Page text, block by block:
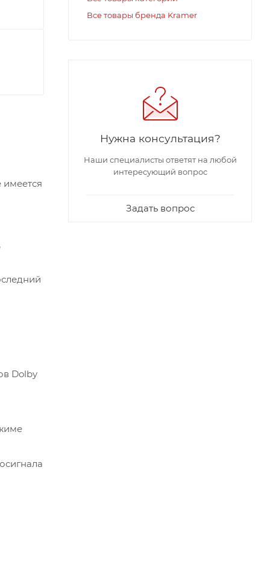
имеется
Dolby
Все товары бренда Kramer
Нужна консультация?
Наши специалисты ответят на любой
интересующий вопрос
Задать вопрос